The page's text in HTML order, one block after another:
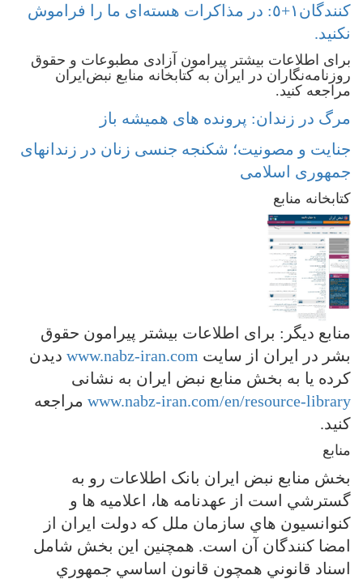
کنندگان١+٥: در مذاکرات هسته‌ای ما را فراموش
نکنید.
برای اطلاعات بیشتر پیرامون آزادی مطبوعات و حقوق
روزنامه‌نگاران در ایران به کتابخانه منابع نبض‌ایران
مراجعه کنید.
مرگ در زندان: پرونده های همیشه باز
جنایت و مصونیت؛ شکنجه جنسی زنان در زندانهای
جمهوری اسلامی
کتابخانه منابع
منابع دیگر: برای اطلاعات بیشتر پیرامون حقوق
بشر در ایران از سایت www.nabz-iran.com دیدن
کرده یا به بخش منابع نبض ایران به نشانی
www.nabz-iran.com/en/resource-library مراجعه
کنید.
منابع
بخش منابع نبض ايران بانک اطلاعات رو به
گسترشي است از عهدنامه ها، اعلاميه ها و
کنوانسيون هاي سازمان ملل که دولت ايران از
امضا کنندگان آن است. همچنين اين بخش شامل
اسناد قانوني همچون قانون اساسي جمهوري